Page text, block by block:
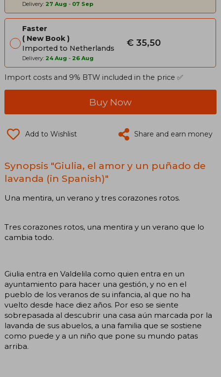
Delivery: 27 Aug - 07 Sep
Faster
New Book
Imported to Netherlands
Delivery: 24 Aug - 26 Aug
€ 35,50
Import costs and 9% BTW included in the price ✅
Buy Now
Add to Wishlist Share and earn money
Synopsis "Giulia, el amor y un puñado de
lavanda (in Spanish)"
Una mentira, un verano y tres corazones rotos.
Tres corazones rotos, una mentira y un verano que lo
cambia todo.
Giulia entra en Valdelila como quien entra en un
ayuntamiento para hacer una gestión, y no en el
pueblo de los veranos de su infancia, al que no ha
vuelto desde hace diez años. Por eso se siente
sobrepasada al descubrir una casa aún marcada por la
lavanda de sus abuelos, a una familia que se sostiene
como puede y a un niño que pone su mundo patas
arriba.